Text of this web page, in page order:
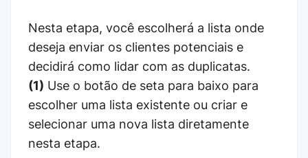
Nesta etapa, você escolherá a lista onde
deseja enviar os clientes potenciais e
decidirá como lidar com as duplicatas.
(1) Use o botão de seta para baixo para
escolher uma lista existente ou criar e
selecionar uma nova lista diretamente
nesta etapa.